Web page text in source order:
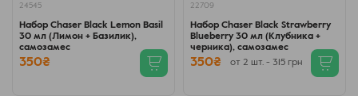
24545
Набор Chaser Black Lemon Basil
30 мл (Лимон + Базилик),
самозамес
350₴
22709
Набор Chaser Black Strawberry
Blueberry 30 мл (Клубника +
черника), самозамес
350₴ от 2 шт. - 315 грн